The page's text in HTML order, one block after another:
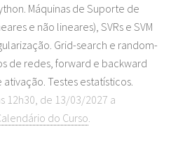
Máquinas de Suporte de
e não lineares), SVRs e SVM
Grid-search e random-
de redes, forward e backward
Testes estatísticos.
12h30, de 13/03/2027 a
do Curso